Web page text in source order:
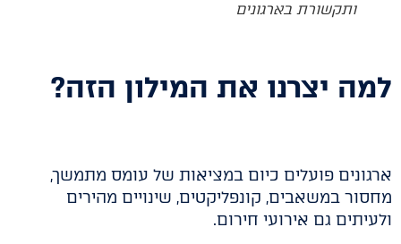
ותקשורת בארגונים
למה יצרנו את המילון הזה?
ארגונים פועלים כיום במציאות של עומס מתמשך,
מחסור במשאבים, קונפליקטים, שינויים מהירים
ולעיתים גם אירועי חירום.